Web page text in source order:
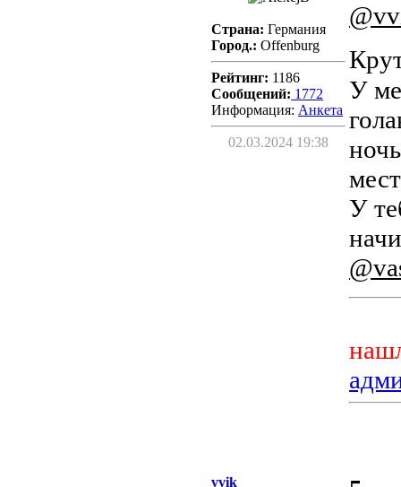
Страна: Германия
Город.: Offenburg
Рейтинг: 1186
Сообщений: 1772
Информация: Aнкета
02.03.2024 19:38
У
У
vvik